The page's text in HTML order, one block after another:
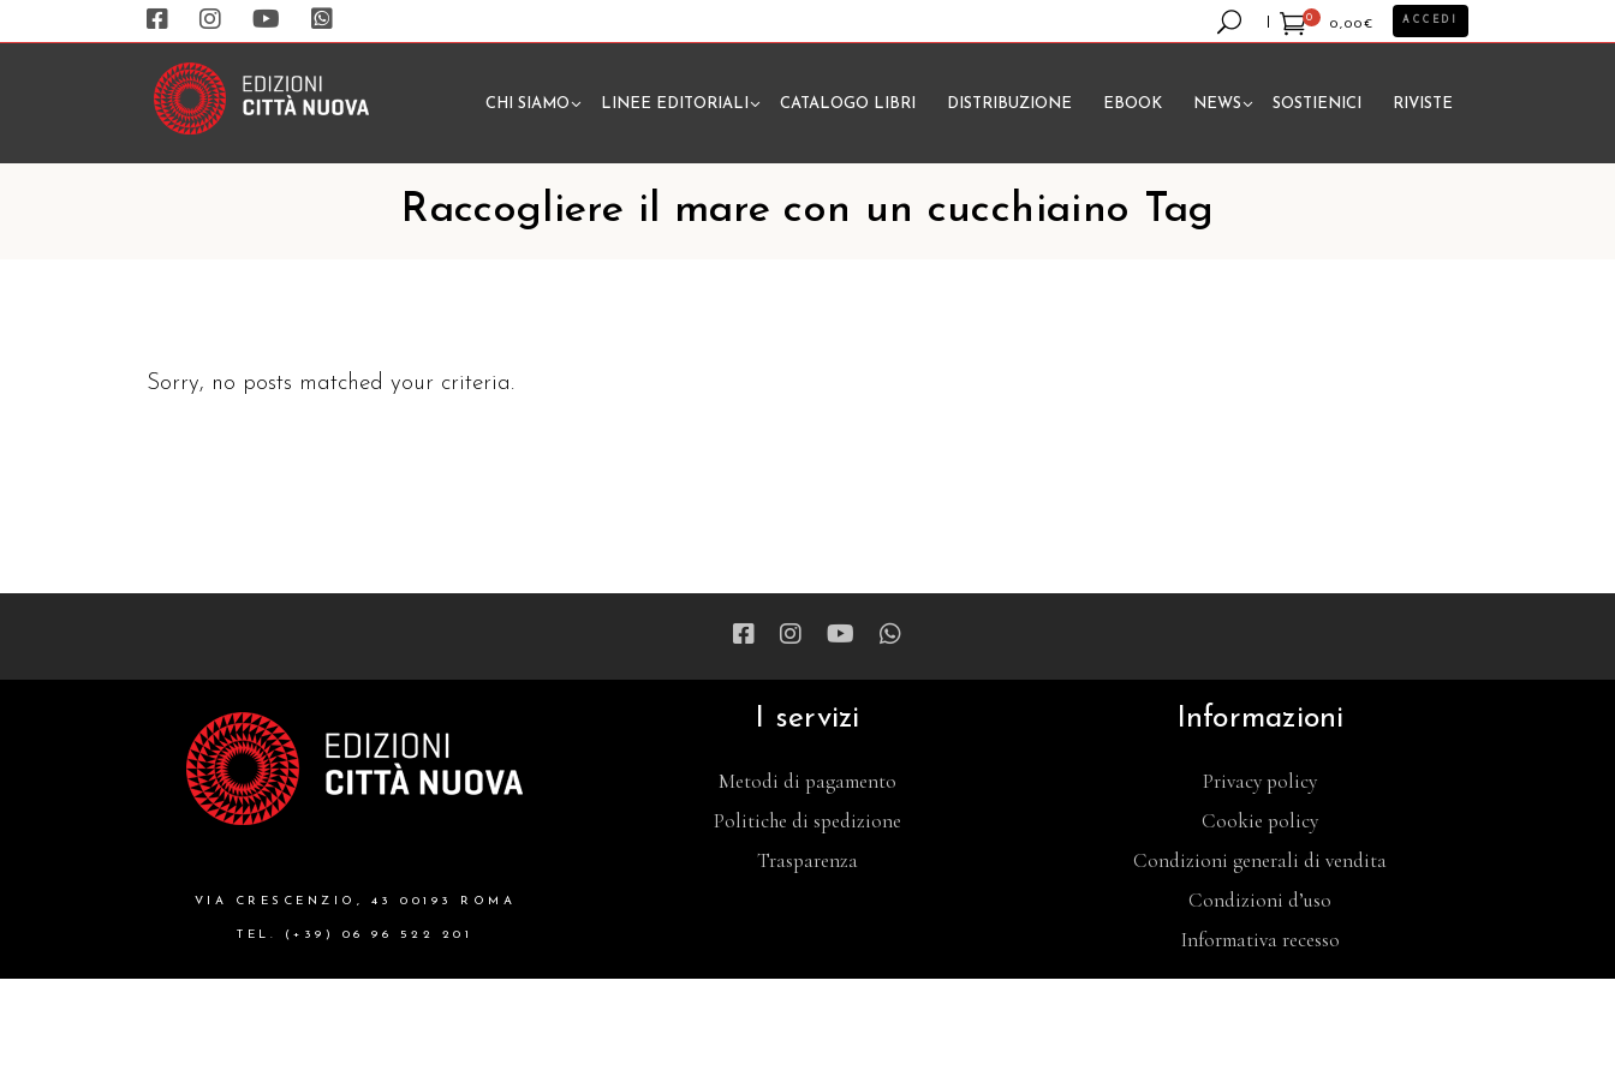
0
0,00€
Nessun prodotto nel carrello.
ACCEDI
CHI SIAMO LINEE EDITORIALI CATALOGO LIBRI DISTRIBUZIONE EBOOK NEWS SOSTIENICI RIVISTE
Raccogliere il mare con un cucchiaino Tag
Sorry, no posts matched your criteria.
VIA CRESCENZIO, 43 00193 ROMA
TEL. (+39) 06 96 522 201
I servizi
Metodi di pagamento
Politiche di spedizione
Trasparenza
Informazioni
Privacy policy
Cookie policy
Condizioni generali di vendita
Condizioni d’uso
Informativa recesso